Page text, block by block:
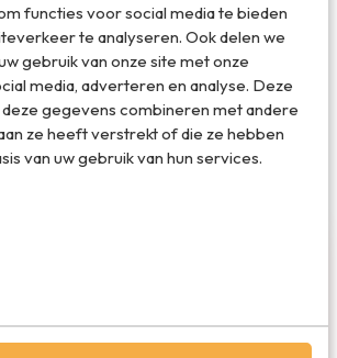
functies voor social media te bieden
te analyseren. Ook delen we
gebruik van onze site met onze
media, adverteren en analyse. Deze
gegevens combineren met andere
ze heeft verstrekt of die ze hebben
van uw gebruik van hun services.
Deel op WhatsApp